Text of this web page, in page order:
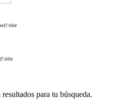
para tu búsqueda.